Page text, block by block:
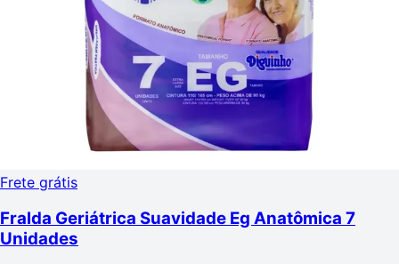
Frete grátis
Fralda Geriátrica Suavidade Eg Anatômica 7
Unidades